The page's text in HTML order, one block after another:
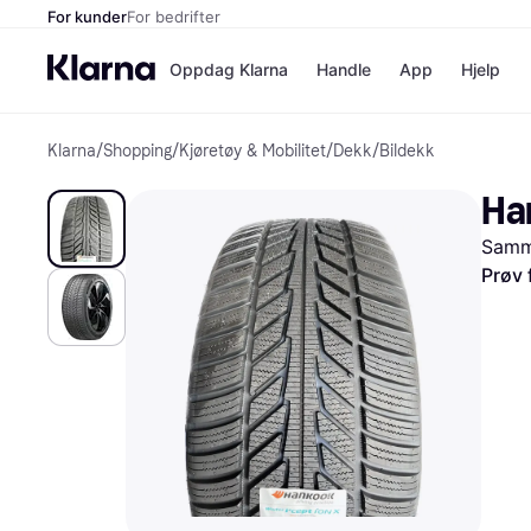
For kunderFor bedrifter
Oppdag Klarna
Betal nå
Betal i 3 deler
Betal innen
Finansiering
Handle App Hjelp
Klarna/Shopping/Kjøretøy & Mobilitet/Dekk/Bildekk
Prøv